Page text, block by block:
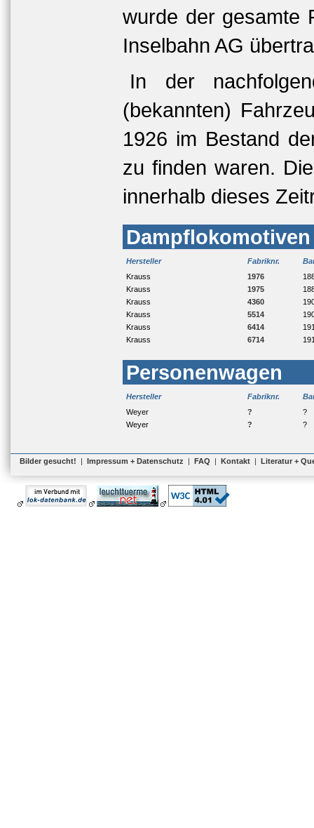
wurde der gesamte
Inselbahn AG
In der
(bekannten)
1926 im Bestand
zu finden waren.
innerhalb dieses
Dampflokomotiven
Hersteller Fabriknr.
Krauss
1976
Krauss
1975
Krauss
4360
Krauss
5514
Krauss
6414
Krauss
6714
Personenwagen
Hersteller Fabriknr.
Weyer
?
?
Weyer
? ?
Bilder gesucht! | Impressum + Datenschutz | FAQ | Kontakt | Literatur +